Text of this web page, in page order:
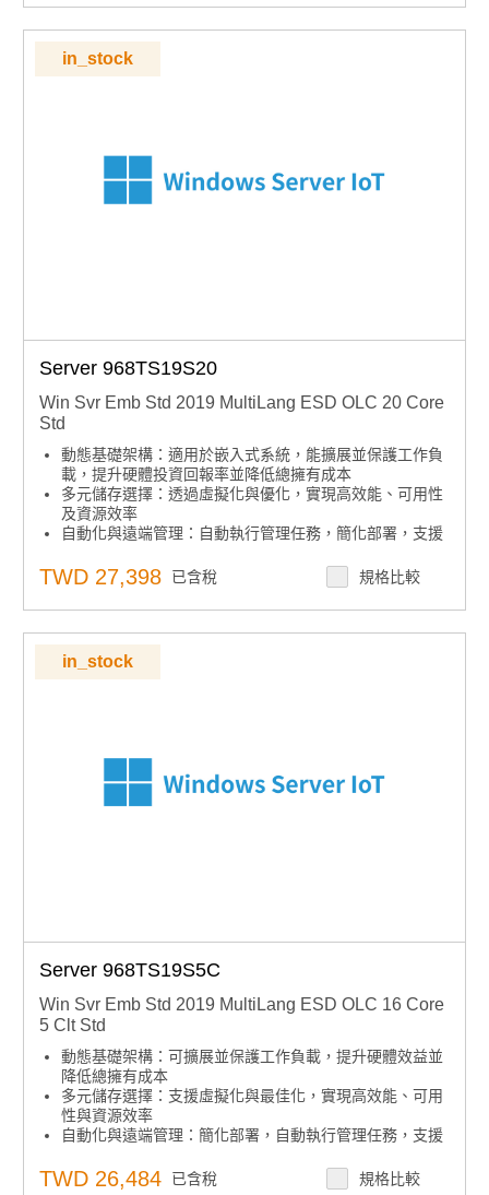
in_stock
Server 968TS19S20
Win Svr Emb Std 2019 MultiLang ESD OLC 20 Core
Std
動態基礎架構：適用於嵌入式系統，能擴展並保護工作負
載，提升硬體投資回報率並降低總擁有成本
多元儲存選擇：透過虛擬化與優化，實現高效能、可用性
及資源效率
自動化與遠端管理：自動執行管理任務，簡化部署，支援
集中安全控管：提供集中式訪問與審核策略，利用內建安
全功能協助鎖定設備
下單須知：微軟嵌入式授權產品下單後不可取消、退貨或
退款，請確認型號正確後再下單
TWD 27,398 已含稅 規格比較
in_stock
Server 968TS19S5C
Win Svr Emb Std 2019 MultiLang ESD OLC 16 Core
5 Clt Std
動態基礎架構：可擴展並保護工作負載，提升硬體效益並
降低總擁有成本
多元儲存選擇：支援虛擬化與最佳化，實現高效能、可用
性與資源效率
自動化與遠端管理：簡化部署，自動執行管理任務，支援
集中安全控管：內建安全功能，集中管理存取與稽核，協
TWD 26,484 已含稅 規格比較